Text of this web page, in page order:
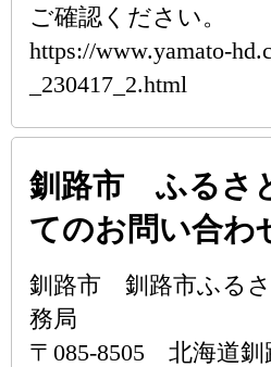
ご確認ください。
https://www.yamato-
_230417_2.html
釧路市 ふるさ
てのお問い合わ
釧路市 釧路市ふる
務局
〒085-8505 北海道釧